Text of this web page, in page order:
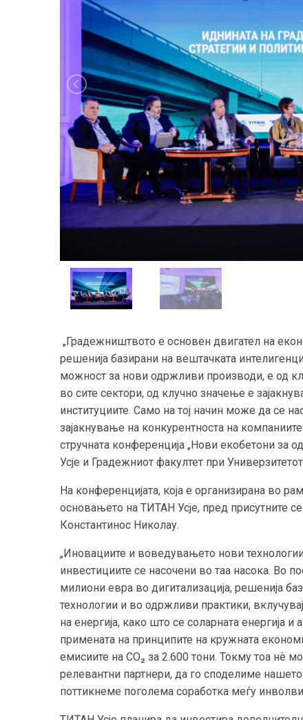
„Градежништвото е основен двигател на
решенија базирани на вештачката
можност за нови одржливи производи, е од
во сите сектори, од клучно значење е
институциите. Само на тој начин може да се
зајакнување на конкурентноста на
стручната конференција „Нови екобетони за
Усје и Градежниот факултет при
На конференцијата, која е организирана во
основањето на ТИТАН Усје, пред присутните
Константинос Николау.
„Иновациите и воведувањето нови
инвестициите се насочени во таа насока. Во
милиони евра во дигитализација, решенија
технологии и во одржливи практики,
на енергија, како што се соларната енергија
примената на принципите на кружната
емисиите на CO₂ за 2.600 тони. Токму тоа нѐ
релевантни партнери, да го споделиме
поттикнеме поголема соработка меѓу